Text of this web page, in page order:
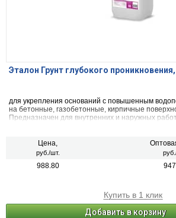
Эталон Грунт глубокого
для укрепления оснований с повышенным
на бетонные, газобетонные, кирпичные
Предназначен для внутренних и наружных
Цена,
руб./шт.
988.80
Купить в 1 клик
Добавить в корзину